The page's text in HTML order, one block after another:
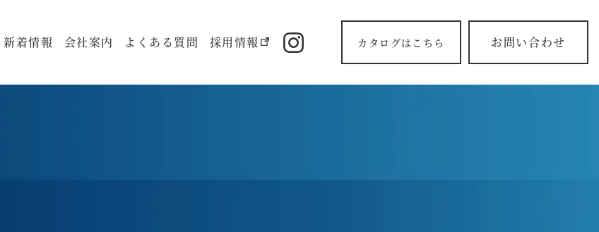
新着情報 会社案内 よくある質問 採用情報 カタログはこちら お問い合わせ